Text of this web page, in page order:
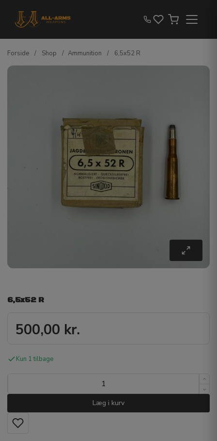
Forside / Shop / Ammunition / 6,5x52 R
6,5x52 R
500,00 kr.
Kun 1 tilbage
Læg i kurv